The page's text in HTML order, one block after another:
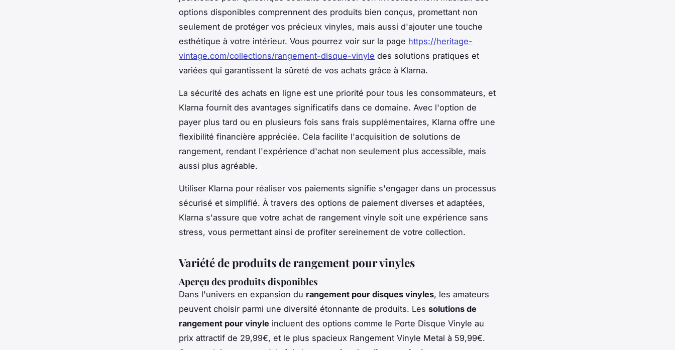
options disponibles comprennent des produits bien conçus, promettant non
seulement de protéger vos précieux vinyles, mais aussi d'ajouter une touche
esthétique à votre intérieur. Vous pourrez voir sur la page https://heritage-
vintage.com/collections/rangement-disque-vinyle des solutions pratiques et
variées qui garantissent la sûreté de vos achats grâce à Klarna.
La sécurité des achats en ligne est une priorité pour tous les consommateurs, et
Klarna fournit des avantages significatifs dans ce domaine. Avec l'option de
payer plus tard ou en plusieurs fois sans frais supplémentaires, Klarna offre une
flexibilité financière appréciée. Cela facilite l'acquisition de solutions de
rangement, rendant l'expérience d'achat non seulement plus accessible, mais
aussi plus agréable.
Utiliser Klarna pour réaliser vos paiements signifie s'engager dans un processus
sécurisé et simplifié. À travers des options de paiement diverses et adaptées,
Klarna s'assure que votre achat de rangement vinyle soit une expérience sans
stress, vous permettant ainsi de profiter sereinement de votre collection.
Variété de produits de rangement pour vinyles
Aperçu des produits disponibles
Dans l'univers en expansion du rangement pour disques vinyles, les amateurs
peuvent choisir parmi une diversité étonnante de produits. Les solutions de
rangement pour vinyle incluent des options comme le Porte Disque Vinyle au
prix attractif de 29,99€, et le plus spacieux Rangement Vinyle Metal à 59,99€.